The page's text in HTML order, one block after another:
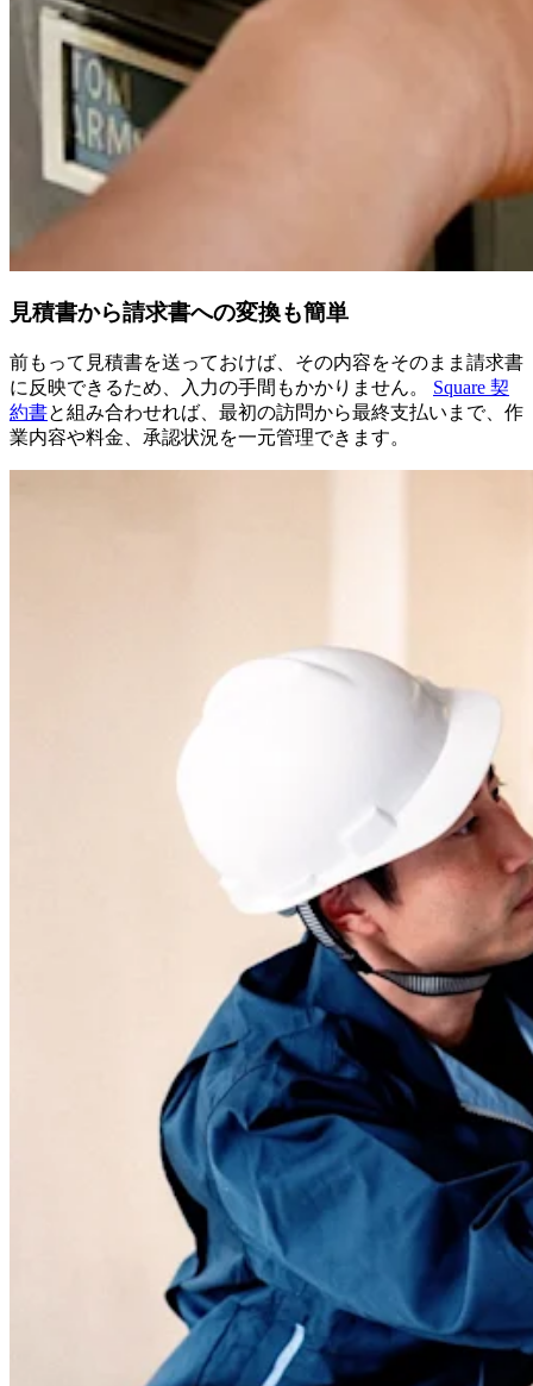
見積書から請求書への変換も簡単
前もって見積書を送っておけば、その内容をそのまま請求書
に反映できるため、入力の手間もかかりません。 Square 契
約書と組み合わせれば、最初の訪問から最終支払いまで、作
業内容や料金、承認状況を一元管理できます。